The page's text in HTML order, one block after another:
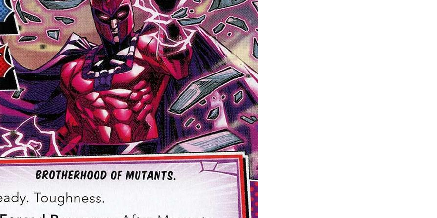
Access+ Par plateforme
PC
PS4
PS5
Switch
XBox One
XBox Series X|S